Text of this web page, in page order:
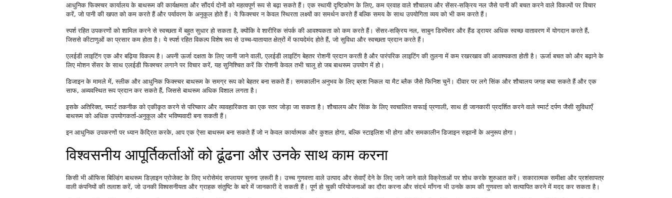
आधुनिक फिक्स्चर कार्यालय के बाथरूम की कार्यक्षमता और सौंदर्य दोनों को महत्वपूर्ण रूप से बढ़ा सकते हैं। एक स्थायी दृष्टिकोण के लिए, कम प्रवाह वाले शौचालय और सेंसर-सक्रिय नल जैसे पानी की बचत करने वाले विकल्पों पर विचार
करें, जो पानी की खपत को कम करते हैं और पर्यावरण के अनुकूल होते हैं। ये फिक्स्चर न केवल स्थिरता लक्ष्यों का समर्थन करते हैं बल्कि समय के साथ उपयोगिता व्यय को भी कम करते हैं।
स्पर्श रहित उपकरणों को शामिल करने से स्वच्छता में बहुत सुधार हो सकता है, क्योंकि वे शारीरिक संपर्क की आवश्यकता को कम करते हैं। सेंसर-सक्रिय नल, साबुन डिस्पेंसर और हैंड ड्रायर अधिक स्वच्छ वातावरण में योगदान करते हैं,
जिससे कीटाणुओं का प्रसार कम होता है। ये स्पर्श रहित विकल्प विशेष रूप से उच्च-यातायात क्षेत्रों में फायदेमंद होते हैं, जो सुविधा और स्वच्छता प्रदान करते हैं।
एलईडी लाइटिंग एक और बढ़िया विकल्प है। अपनी ऊर्जा दक्षता के लिए जानी जाने वाली, एलईडी लाइटिंग बेहतर रोशनी प्रदान करती है और पारंपरिक लाइटिंग की तुलना में कम रखरखाव की आवश्यकता होती है। ऊर्जा बचत को और बढ़ाने के
लिए मोशन सेंसर के साथ एलईडी फिक्स्चर लगाने पर विचार करें, यह सुनिश्चित करें कि रोशनी केवल तभी चालू हो जब बाथरूम उपयोग में हो।
डिजाइन के मामले में, स्लीक और आधुनिक फिक्स्चर बाथरूम के समग्र रूप को बेहतर बना सकते हैं। समकालीन अनुभव के लिए ब्रश निकल या मैट ब्लैक जैसे फिनिश चुनें। दीवार पर लगे सिंक और शौचालय जगह बचा सकते हैं और एक
साफ, अव्यवस्थित रूप प्रदान कर सकते हैं, जिससे बाथरूम अधिक विशाल लगता है।
इसके अतिरिक्त, स्मार्ट तकनीक को एकीकृत करने से परिष्कार और व्यावहारिकता का एक स्तर जोड़ा जा सकता है। शौचालय और सिंक के लिए स्वचालित सफाई प्रणाली, साथ ही जानकारी प्रदर्शित करने वाले स्मार्ट दर्पण जैसी सुविधाएँ
बाथरूम को अधिक उपयोगकर्ता-अनुकूल और भविष्यवादी बना सकती हैं।
इन आधुनिक उपकरणों पर ध्यान केंद्रित करके, आप एक ऐसा बाथरूम बना सकते हैं जो न केवल कार्यात्मक और कुशल होगा, बल्कि स्टाइलिश भी होगा और समकालीन डिजाइन रुझानों के अनुरूप होगा।
विश्वसनीय आपूर्तिकर्ताओं को ढूंढना और उनके साथ काम करना
किसी भी ऑफिस बिल्डिंग बाथरूम डिज़ाइन प्रोजेक्ट के लिए भरोसेमंद सप्लायर चुनना ज़रूरी है। उच्च गुणवत्ता वाले उत्पाद और सेवाएँ देने के लिए जाने जाने वाले विक्रेताओं पर शोध करके शुरुआत करें। सकारात्मक समीक्षा और प्रशंसापत्र
वाली कंपनियों की तलाश करें, जो उनकी विश्वसनीयता और ग्राहक संतुष्टि के बारे में जानकारी दे सकती हैं। पूर्ण हो चुकी परियोजनाओं का दौरा करना और संदर्भ माँगना भी उनके काम की गुणवत्ता को सत्यापित करने में मदद कर सकता है।